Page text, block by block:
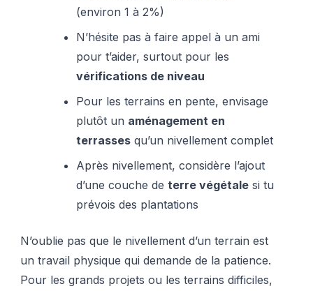
(environ 1 à 2%)
N’hésite pas à faire appel à un ami
pour t’aider, surtout pour les
vérifications de niveau
Pour les terrains en pente, envisage
plutôt un aménagement en
terrasses qu’un nivellement complet
Après nivellement, considère l’ajout
d’une couche deterre végétale si tu
prévois des plantations
N’oublie pas que le nivellement d’un terrain est
un travail physique qui demande de la patience.
Pour les grands projets ou les terrains difficiles,